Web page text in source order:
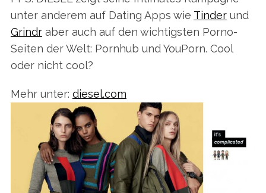
unter anderem auf Dating Apps wie Tinderund
Grindraber auch auf den wichtigsten Porno-
Seiten der Welt: Pornhub und YouPorn. Cool
oder nicht cool?
Mehr unter: diesel.com